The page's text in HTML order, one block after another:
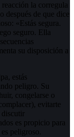
la corregula
después de que dice
«Estás segura.
seguro. Ella
su disposición a
estás
peligro. Su
congelarse o
evitarte
discutir
es propicio para
peligroso.